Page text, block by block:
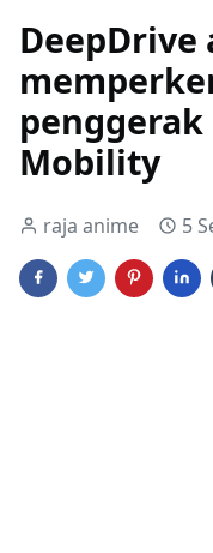
DeepDrive
penggerak
Mobility
raja anime 5